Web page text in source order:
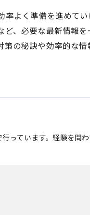
よく準備を進めて
、必要な最新情報を
の秘訣や効率的な
っています。経験を問